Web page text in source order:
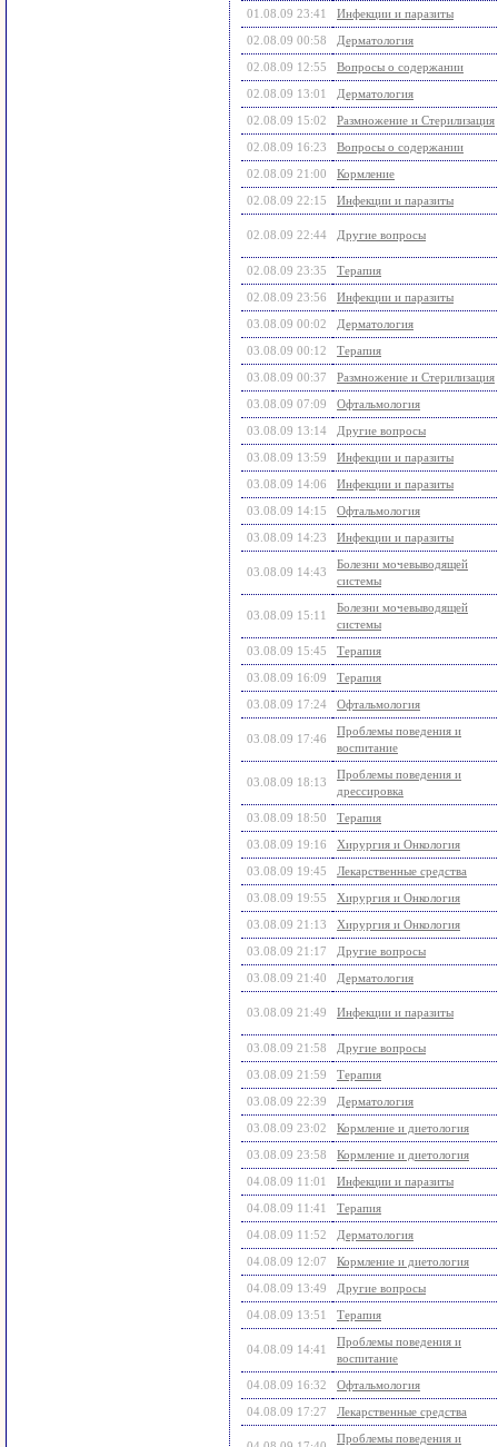
01.08.09 23:41
Инфекции и паразиты
02.08.09 00:58
Дерматология
02.08.09 12:55
Вопросы о содержании
02.08.09 13:01
Дерматология
02.08.09 15:02
Размножение и Стерилизация
02.08.09 16:23
Вопросы о содержании
02.08.09 21:00
Кормление
02.08.09 22:15
Инфекции и паразиты
02.08.09 22:44 Другие вопросы
02.08.09 23:35
Терапия
02.08.09 23:56
Инфекции и паразиты
03.08.09 00:02
Дерматология
03.08.09 00:12
Терапия
03.08.09 00:37
Размножение и Стерилизация
03.08.09 07:09
Офтальмология
03.08.09 13:14
Другие вопросы
03.08.09 13:59
Инфекции и паразиты
03.08.09 14:06
Инфекции и паразиты
03.08.09 14:15
Офтальмология
03.08.09 14:23
Инфекции и паразиты
03.08.09 14:43
Болезни мочевыводящей
системы
03.08.09 15:11
Болезни мочевыводящей
системы
03.08.09 15:45
Терапия
03.08.09 16:09
Терапия
03.08.09 17:24
Офтальмология
03.08.09 17:46
Проблемы поведения и
воспитание
03.08.09 18:13
Проблемы поведения и
дрессировка
03.08.09 18:50
Терапия
03.08.09 19:16
Хирургия и Онкология
03.08.09 19:45
Лекарственные средства
03.08.09 19:55
Хирургия и Онкология
03.08.09 21:13
Хирургия и Онкология
03.08.09 21:17
Другие вопросы
03.08.09 21:40
Дерматология
03.08.09 21:49 Инфекции и паразиты
03.08.09 21:58
Другие вопросы
03.08.09 21:59
Терапия
03.08.09 22:39
Дерматология
03.08.09 23:02
Кормление и диетология
03.08.09 23:58
Кормление и диетология
04.08.09 11:01
Инфекции и паразиты
04.08.09 11:41
Терапия
04.08.09 11:52
Дерматология
04.08.09 12:07
Кормление и диетология
04.08.09 13:49
Другие вопросы
04.08.09 13:51
Терапия
04.08.09 14:41
Проблемы поведения и
воспитание
04.08.09 16:32
Офтальмология
04.08.09 17:27
Лекарственные средства
Проблемы поведения и